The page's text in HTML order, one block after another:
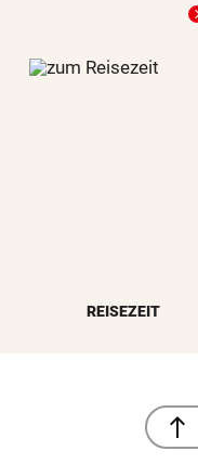
REISEZEIT
north